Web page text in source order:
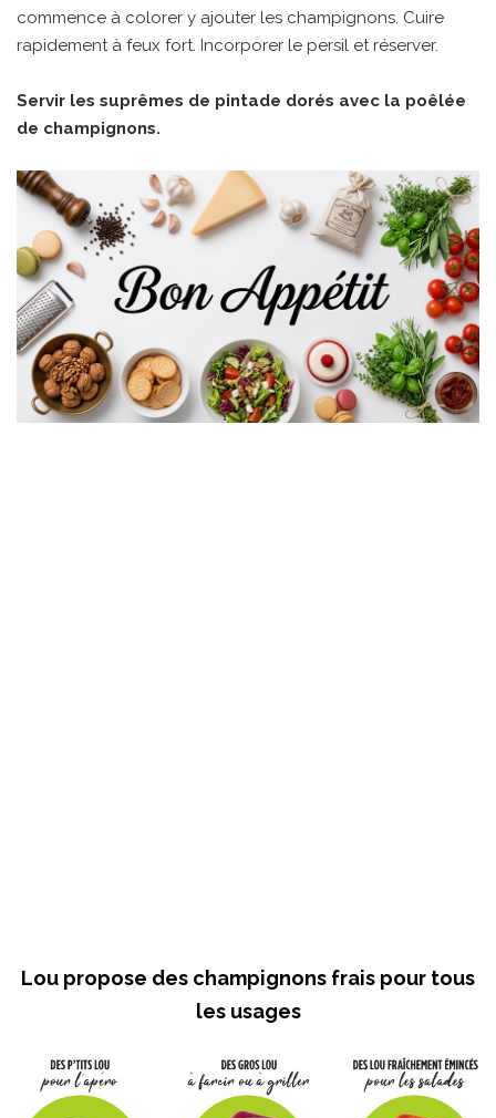
commence à colorer y ajouter les champignons. Cuire
rapidement à feux fort. Incorporer le persil et réserver.
Servir les suprêmes de pintade dorés avec la poêlée
de champignons.
Lou propose des champignons frais pour tous
les usages